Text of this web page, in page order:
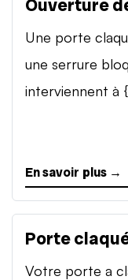
Ouverture
Une porte
une serrure
interviennent à
En savoir plus →
Porte
Votre porte a